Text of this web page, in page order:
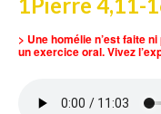
Voir
Mon
> Une homélie n’est faite
un exercice oral. Vivez